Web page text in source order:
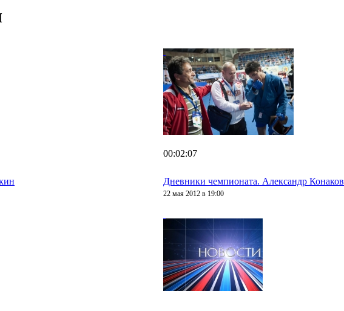
00:02:07
Дневники чемпионата. Александр Конаков
22 мая 2012 в 19:00